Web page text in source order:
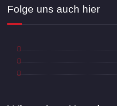
Folge uns auch hier